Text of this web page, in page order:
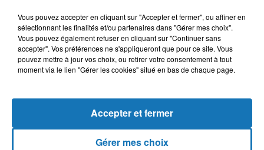
L'HOROSCOPE
Vous pouvez accepter en cliquant sur "Accepter et fermer", ou affiner en
sélectionnant les finalités et/ou partenaires dans "Gérer mes choix".
Vous pouvez également refuser en cliquant sur "Continuer sans
accepter". Vos préférences ne s'appliqueront que pour ce site. Vous
pouvez mettre à jour vos choix, ou retirer votre consentement à tout
moment via le lien "Gérer les cookies" situé en bas de chaque page.
Gérer mes choix
Accepter et fermer